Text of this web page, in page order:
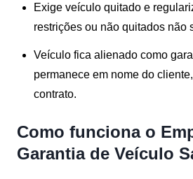
Exige veículo quitado e
restrições ou não quitados não
Veículo fica alienado como
permanece em nome do
contrato.
Como funciona o
Garantia de Veículo